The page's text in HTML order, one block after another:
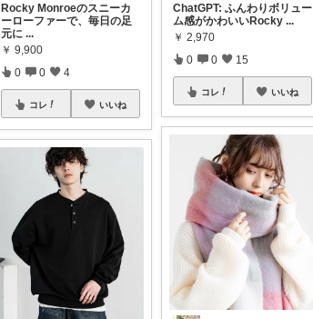
Rocky Monroeのスニーカ
ーローファーで、毎日の足
元に ...
￥ 9,900
0 0 4
コレ いいね
ChatGPT: ふんわりボリュー
ム感がかわいいRocky...
￥ 2,970
0 0 15
コレ いいね